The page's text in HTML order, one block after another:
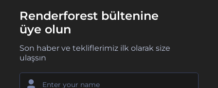
Renderforest bültenine
üye olun
Son haber ve tekliflerimiz ilk olarak size
ulaşsın